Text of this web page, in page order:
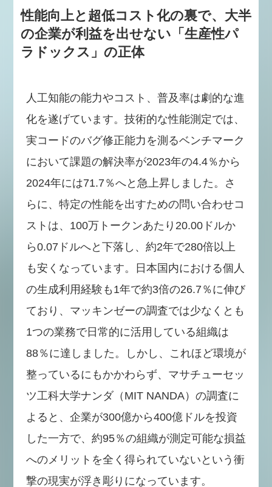
性能向上と超低コスト化の裏で、大半
の企業が利益を出せない「生産性パ
ラドックス」の正体
人工知能の能力やコスト、普及率は劇的な進
化を遂げています。技術的な性能測定では、
実コードのバグ修正能力を測るベンチマーク
において課題の解決率が2023年の4.4％から
2024年には71.7％へと急上昇しました。さ
らに、特定の性能を出すための問い合わせコ
ストは、100万トークンあたり20.00ドルか
ら0.07ドルへと下落し、約2年で280倍以上
も安くなっています。日本国内における個人
の生成利用経験も1年で約3倍の26.7％に伸び
ており、マッキンゼーの調査では少なくとも
1つの業務で日常的に活用している組織は
88％に達しました。しかし、これほど環境が
整っているにもかかわらず、マサチューセッ
ツ工科大学ナンダ（MIT NANDA）の調査に
よると、企業が300億から400億ドルを投資
した一方で、約95％の組織が測定可能な損益
へのメリットを全く得られていないという衝
撃の現実が浮き彫りになっています。